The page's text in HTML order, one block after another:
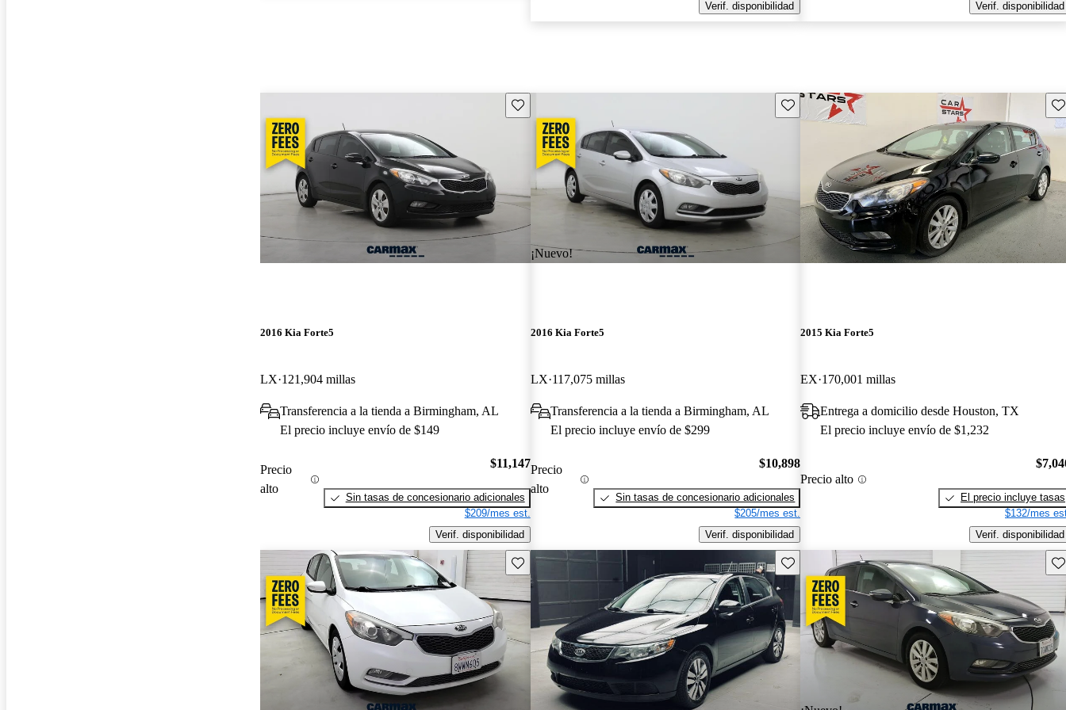
Verif. disponibilidad Verif. disponibilidad
Guarda este Aviso
2016 Kia Forte5
LX 121,904 millas
Transferencia a la tienda a Birmingham, AL
El precio incluye envío de $149
Precio
alto
$11,147
Sin tasas de concesionario adicionales
$209/mes est.
Verif. disponibilidad
¡Nuevo!
Guarda este Aviso
2016 Kia Forte5
LX 117,075 millas
Transferencia a la tienda a Birmingham, AL
El precio incluye envío de $299
Precio
alto
$10,898
Sin tasas de concesionario adicionales
$205/mes est.
Verif. disponibilidad
2015 Kia Forte5
EX 170,001 millas
Entrega a domicilio desde Houston, TX
El precio incluye envío de $1,232
Precio alto
El precio incluye tasas
$132/mes
Verif. disponibilidad
Guarda este Aviso Guarda este Aviso